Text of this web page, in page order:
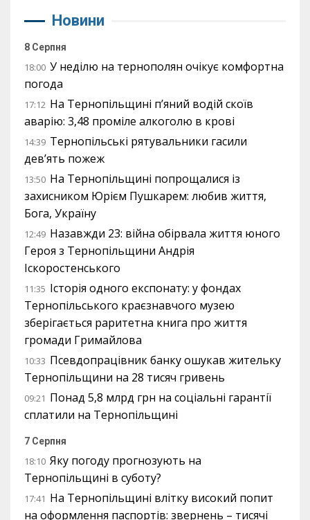
Новини
8 Серпня
18:00 У неділю на тернополян очікує комфортна
погода
17:12 На Тернопільщині п’яний водій скоїв
аварію: 3,48 проміле алкоголю в крові
14:39 Тернопільські рятувальники гасили
дев’ять пожеж
13:50 На Тернопільщині попрощалися із
захисником Юрієм Пушкарем: любив життя,
Бога, Україну
12:49 Назавжди 23: війна обірвала життя юного
Героя з Тернопільщини Андрія
Іскоростенського
11:35 Історія одного експонату: у фондах
Тернопільського краєзнавчого музею
зберігається раритетна книга про життя
громади Гримайлова
10:33 Псевдопрацівник банку ошукав жительку
Тернопільщини на 28 тисяч гривень
09:21 Понад 5,8 млрд грн на соціальні гарантії
сплатили на Тернопільщині
7 Серпня
18:10 Яку погоду прогнозують на
Тернопільщині в суботу?
17:41 На Тернопільщині влітку високий попит
на оформлення паспортів: звернень – тисячі